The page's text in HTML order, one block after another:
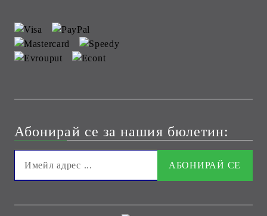
Абонирай се за нашия бюлетин: